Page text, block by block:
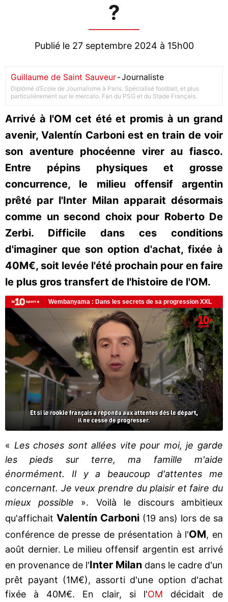
?
Publié le 27 septembre 2024 à 15h00
Guillaume de Saint Sauveur-Journaliste
Diplômé d’Ecole de Journalisme à Paris. Spécialisé football, et plus
particulièrement sur le mercato. Fan du PSG et du Stade Français.
Arrivé à l'OM cet été et promis à un grand
avenir, Valentín Carboni est en train de voir
son aventure phocéenne virer au fiasco.
Entre pépins physiques et grosse
concurrence, le milieu offensif argentin
prêté par l'Inter Milan apparait désormais
comme un second choix pour Roberto De
Zerbi. Difficile dans ces conditions
d'imaginer que son option d'achat, fixée à
40M€, soit levée l'été prochain pour en faire
le plus gros transfert de l'histoire de l'OM.
« Les choses sont allées vite pour moi, je garde
les pieds sur terre, ma famille m'aide
énormément. Il y a beaucoup d'attentes me
concernant. Je veux prendre du plaisir et faire du
mieux possible ». Voilà le discours ambitieux
qu'affichait Valentín Carboni (19 ans) lors de sa
conférence de presse de présentation à l'OM, en
août dernier. Le milieu offensif argentin est arrivé
en provenance de l'Inter Milan dans le cadre d'un
prêt payant (1M€), assorti d'une option d'achat
fixée à 40M€. En clair, si l'OM décidait de